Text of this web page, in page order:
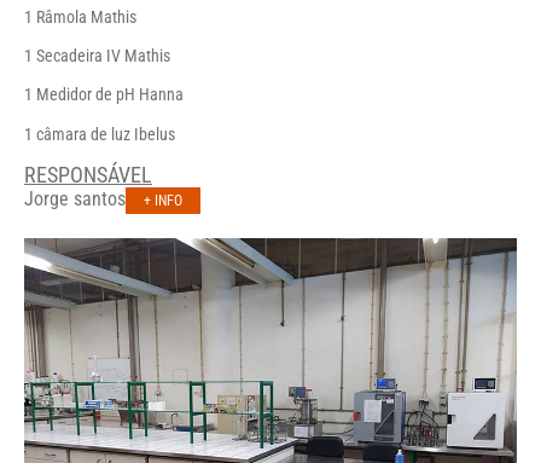
1 Râmola Mathis
1 Secadeira IV Mathis
1 Medidor de pH Hanna
1 câmara de luz Ibelus
RESPONSÁVEL
Jorge santos + INFO